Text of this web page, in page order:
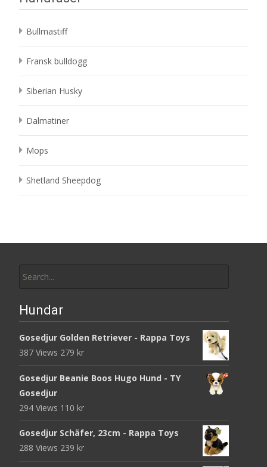
Bullmastiff
Fransk bulldogg
Siberian Husky
Dalmatiner
Mops
Shetland Sheepdog
for:
Hundar
Gosedjur Golden Retriever - Rappa Toys
387 Views 279 kr
Gosedjur Beanie Boos Hugo Hund - TY
Gosedjur
294 Views 110 kr
Gosedjur Schäfer, 23cm - Rappa Toys
288 Views 239 kr